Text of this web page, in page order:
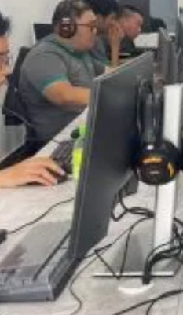
Em
Tượng
– Nước – Điện Lạnh Dân Dụng
Lạnh Ô Tô
– Điện Tử Ô Tô Cơ Bản
Lạnh Dân Dụng
Dân Dụng
Công Nghiệp
Giám Sát MEP
Dân Dụng
Đoán ECU
Hộp Số Tự Động Chuyên Sâu
Và Sửa Chữa Máy Điện
Thống Điện Năng Lượng Mặt